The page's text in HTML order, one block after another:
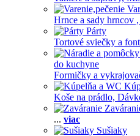
Hrnce a sady hrncov ,
Párty
Tortové sviečky a
do kuchyne
Formičky a
Koše na prádlo,
... viac
Sušiaky